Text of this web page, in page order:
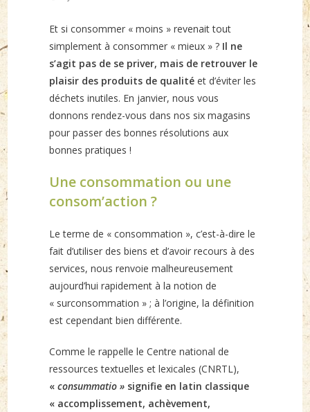
Et si consommer « moins » revenait tout
simplement à consommer « mieux » ? Il ne
s’agit pas de se priver, mais de retrouver le
plaisir des produits de qualité et d’éviter les
déchets inutiles. En janvier, nous vous
donnons rendez-vous dans nos six magasins
pour passer des bonnes résolutions aux
bonnes pratiques !
Une consommation ou une
consom’action ?
Le terme de « consommation », c’est-à-dire le
fait d’utiliser des biens et d’avoir recours à des
services, nous renvoie malheureusement
aujourd’hui rapidement à la notion de
« surconsommation » ; à l’origine, la définition
est cependant bien différente.
Comme le rappelle le Centre national de
ressources textuelles et lexicales (CNRTL),
«consummatio » signifie en latin classique
« accomplissement, achèvement,